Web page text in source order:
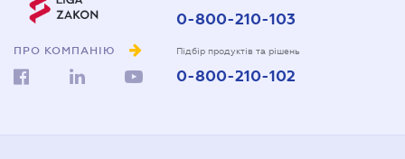
ПРО КОМПАНІЮ
0-800-210-103
Підбір продуктів та рішень
0-800-210-102